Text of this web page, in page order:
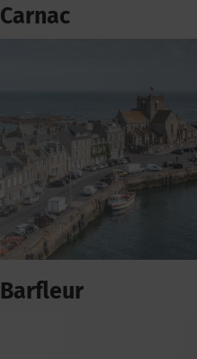
Carnac
Barfleur